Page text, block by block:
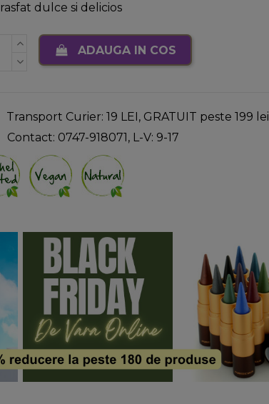
rasfat dulce si delicios
ADAUGA IN COS
Transport Curier: 19 LEI, GRATUIT peste 199 lei
Contact: 0747-918071, L-V: 9-17